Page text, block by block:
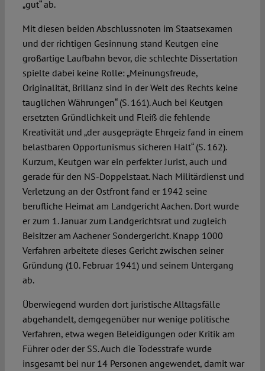
„gut“ ab.
Mit diesen beiden Abschlussnoten im Staatsexamen
und der richtigen Gesinnung stand Keutgen eine
großartige Laufbahn bevor, die schlechte Dissertation
spielte dabei keine Rolle: „Meinungsfreude,
Originalität, Brillanz sind in der Welt des Rechts keine
tauglichen Währungen“ (S. 161). Auch bei Keutgen
ersetzten Gründlichkeit und Fleiß die fehlende
Kreativität und „der ausgeprägte Ehrgeiz fand in einem
belastbaren Opportunismus sicheren Halt“ (S. 162).
Kurzum, Keutgen war ein perfekter Jurist, auch und
gerade für den NS-Doppelstaat. Nach Militärdienst und
Verletzung an der Ostfront fand er 1942 seine
berufliche Heimat am Landgericht Aachen. Dort wurde
er zum 1. Januar zum Landgerichtsrat und zugleich
Beisitzer am Aachener Sondergericht. Knapp 1000
Verfahren arbeitete dieses Gericht zwischen seiner
Gründung (10. Februar 1941) und seinem Untergang
ab.
Überwiegend wurden dort juristische Alltagsfälle
abgehandelt, demgegenüber nur wenige politische
Verfahren, etwa wegen Beleidigungen oder Kritik am
Führer oder der SS. Auch die Todesstrafe wurde
insgesamt bei nur 14 Personen angewendet, damit war